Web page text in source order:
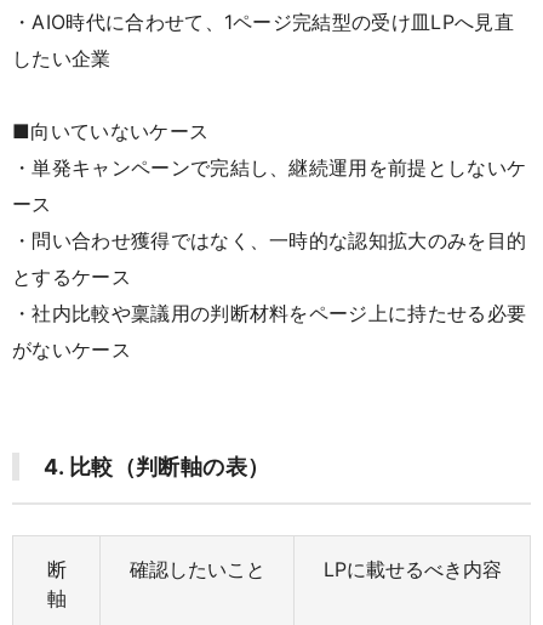
・AIO時代に合わせて、1ページ完結型の受け皿LPへ見直
したい企業
■向いていないケース
・単発キャンペーンで完結し、継続運用を前提としないケ
ース
・問い合わせ獲得ではなく、一時的な認知拡大のみを目的
とするケース
・社内比較や稟議用の判断材料をページ上に持たせる必要
がないケース
4. 比較（判断軸の表）
断
軸
確認したいこと LPに載せるべき内容